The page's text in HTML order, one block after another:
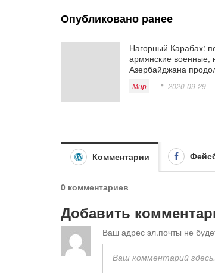
Опубликовано ранее
Нагорный Карабах:
армянские военные,
Азербайджана
Мир 2020-09-29
Комментарии
0 комментариев
Добавить
Ваш адрес эл.почты не